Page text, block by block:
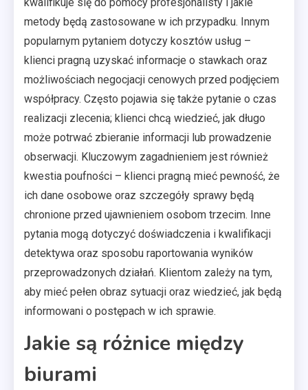
metody będą zastosowane w ich przypadku. Innym
popularnym pytaniem dotyczy kosztów usług –
klienci pragną uzyskać informacje o stawkach oraz
możliwościach negocjacji cenowych przed podjęciem
współpracy. Często pojawia się także pytanie o czas
realizacji zlecenia; klienci chcą wiedzieć, jak długo
może potrwać zbieranie informacji lub prowadzenie
obserwacji. Kluczowym zagadnieniem jest również
kwestia poufności – klienci pragną mieć pewność, że
ich dane osobowe oraz szczegóły sprawy będą
chronione przed ujawnieniem osobom trzecim. Inne
pytania mogą dotyczyć doświadczenia i kwalifikacji
detektywa oraz sposobu raportowania wyników
przeprowadzonych działań. Klientom zależy na tym,
aby mieć pełen obraz sytuacji oraz wiedzieć, jak będą
informowani o postępach w ich sprawie.
Jakie są różnice między
biurami